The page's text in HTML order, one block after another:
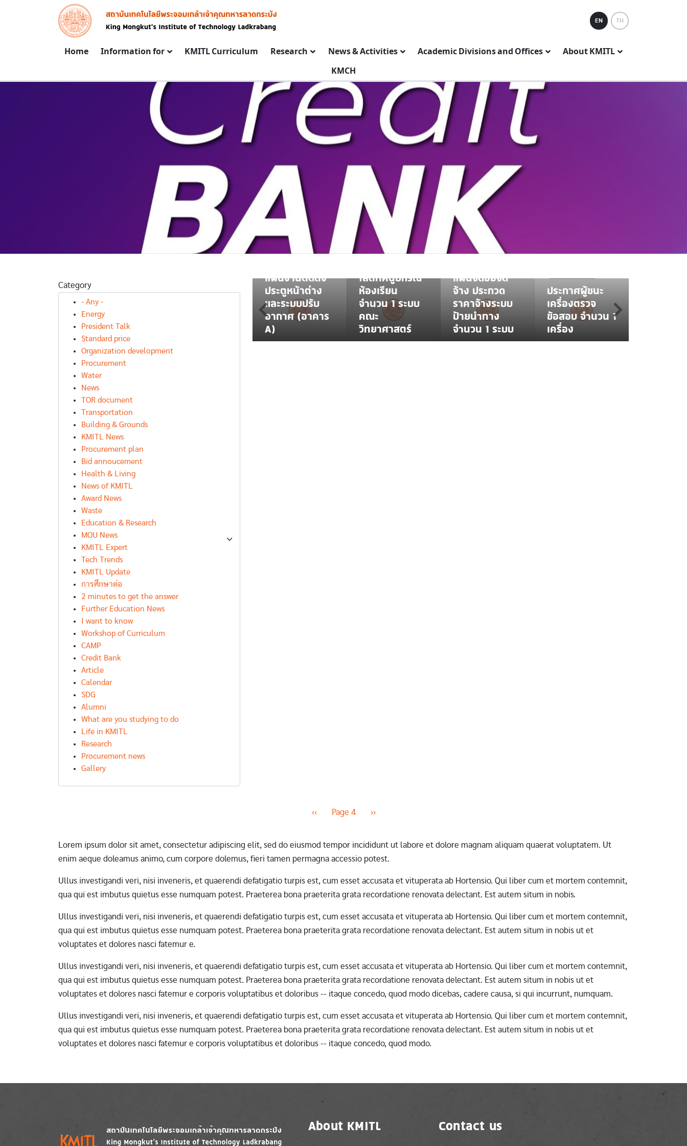
Skip to main content
Image
EN TH
Main navigation
Home Information for KMITL Curriculum Research News & Activities Academic Divisions and Offices
About KMITL
KMCH
Category
- Any -
Energy
President Talk
Standard price
Organization development
Procurement
Water
News
TOR document
Transportation
Building & Grounds
KMITL News
Procurement plan
Bid annoucement
Health & Living
News of KMITL
Award News
Waste
Education & Research
MOU News
KMITL Expert
Tech Trends
KMITL Update
การศึกษาต่อ
2 minutes to get the answer
Further Education News
I want to know
Workshop of Curriculum
CAMP
Credit Bank
Article
Calendar
SDG
Alumni
What are you studying to do
Life in KMITL
Research
Procurement news
Gallery
จ้าง
ราคา จ้าง
ปรับปรุง
สำนักงาน คณะ
เทคโนโลยี
การเกษตร
PROCUREMENT NEWS
เอกสารประกวด
ราคางาน
ปรับปรุงพื้นที่
คณะฯ เพื่อ
PROCUREMENT NEWS
PROCUREMENT PLAN
แผนงานติดตั้ง
ประตูหน้าต่าง
และระบบปรับ
อากาศ (อาคาร
A)
PROCUREMENT NEWS
PROCUREMENT
ประกาศเผยแพร่
แผนการจัดซื้อ
จัดจ้าง ชุด
โสตทัศนูปกรณ์
ห้องเรียน
จำนวน 1 ระบบ
คณะ
วิทยาศาสตร์
ข่าวจัดซื้อจัดจ้าง
แผนจัดซื้อจัด
จ้าง ประกวด
ราคาจ้างระบบ
ป้ายนำทาง
จำนวน 1 ระบบ
ประกาศผู้ชนะ
เครื่องตรวจ
ข้อสอบ จำนวน 1
เครื่อง
พื้นที่อาคา
Previous page
‹‹ Page 4 Next page
››
Lorem ipsum dolor sit amet, consectetur adipiscing elit, sed do eiusmod tempor incididunt ut labore et dolore magnam aliquam quaerat voluptatem. Ut
enim aeque doleamus animo, cum corpore dolemus, fieri tamen permagna accessio potest.
Ullus investigandi veri, nisi inveneris, et quaerendi defatigatio turpis est, cum esset accusata et vituperata ab Hortensio. Qui liber cum et mortem contemnit,
qua qui est imbutus quietus esse numquam potest. Praeterea bona praeterita grata recordatione renovata delectant. Est autem situm in nobis.
Ullus investigandi veri, nisi inveneris, et quaerendi defatigatio turpis est, cum esset accusata et vituperata ab Hortensio. Qui liber cum et mortem contemnit,
qua qui est imbutus quietus esse numquam potest. Praeterea bona praeterita grata recordatione renovata delectant. Est autem situm in nobis ut et
voluptates et dolores nasci fatemur e.
Ullus investigandi veri, nisi inveneris, et quaerendi defatigatio turpis est, cum esset accusata et vituperata ab Hortensio. Qui liber cum et mortem contemnit,
qua qui est imbutus quietus esse numquam potest. Praeterea bona praeterita grata recordatione renovata delectant. Est autem situm in nobis ut et
voluptates et dolores nasci fatemur e corporis voluptatibus et doloribus -- itaque concedo, quod modo dicebas, cadere causa, si qui incurrunt, numquam.
Ullus investigandi veri, nisi inveneris, et quaerendi defatigatio turpis est, cum esset accusata et vituperata ab Hortensio. Qui liber cum et mortem contemnit,
qua qui est imbutus quietus esse numquam potest. Praeterea bona praeterita grata recordatione renovata delectant. Est autem situm in nobis ut et
voluptates et dolores nasci fatemur e corporis voluptatibus et doloribus -- itaque concedo, quod modo.
Image Image About KMITL Contact us